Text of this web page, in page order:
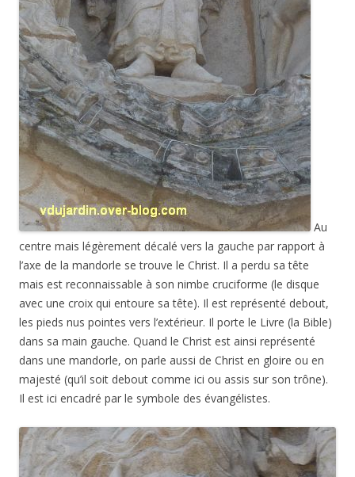
Au
centre mais légèrement décalé vers la gauche par rapport à
l’axe de la mandorle se trouve le Christ. Il a perdu sa tête
mais est reconnaissable à son nimbe cruciforme (le disque
avec une croix qui entoure sa tête). Il est représenté debout,
les pieds nus pointes vers l’extérieur. Il porte le Livre (la Bible)
dans sa main gauche. Quand le Christ est ainsi représenté
dans une mandorle, on parle aussi de Christ en gloire ou en
majesté (qu’il soit debout comme ici ou assis sur son trône).
Il est ici encadré par le symbole des évangélistes.